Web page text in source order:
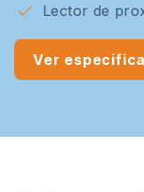
Lector de
Ver